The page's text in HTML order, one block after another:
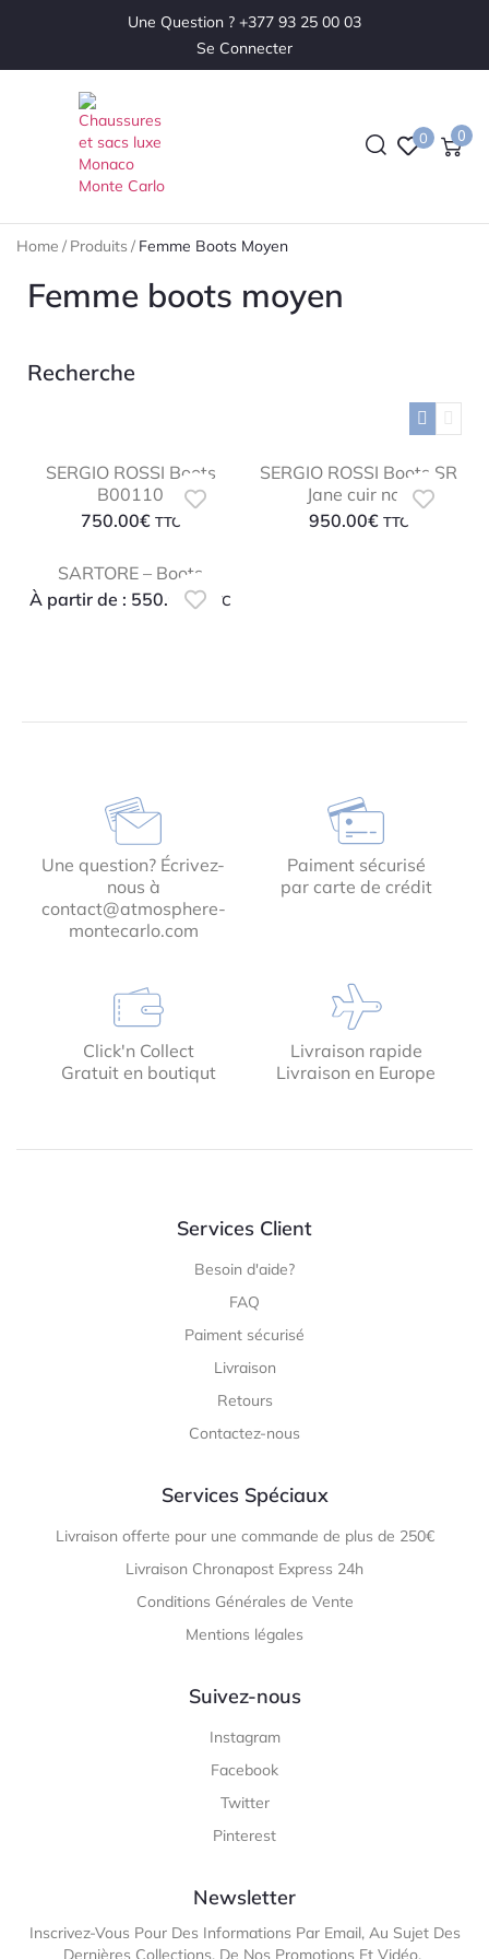
Une Question ? +377 93 25 00 03
Se Connecter
0 0
Home / Produits / Femme Boots Moyen
Femme boots moyen
Recherche
SERGIO ROSSI Boots
B00110
750.00€ TTC
SERGIO ROSSI Boots SR
Jane cuir noir
950.00€ TTC
SARTORE – Boots
À partir de : 550.00€ TTC
Une question? Écrivez-
nous à
contact@atmosphere-
montecarlo.com
Paiment sécurisé
par carte de crédit
Click'n Collect
Gratuit en boutiqut
Livraison rapide
Livraison en Europe
Services Client
Besoin d'aide?
FAQ
Paiment sécurisé
Livraison
Retours
Contactez-nous
Services Spéciaux
Livraison offerte pour une commande de plus de 250€
Livraison Chronapost Express 24h
Conditions Générales de Vente
Mentions légales
Suivez-nous
Instagram
Facebook
Twitter
Pinterest
Newsletter
Inscrivez-Vous Pour Des Informations Par Email, Au Sujet Des
Dernières Collections, De Nos Promotions Et Vidéo.